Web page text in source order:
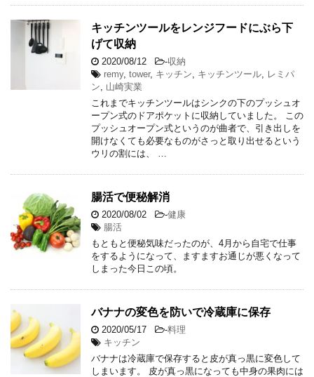
キッチンツールをレンジフードにぶら下
げて収納
2020/08/12 -収納
remy, tower, キッチン キッチンツール
レミパ
ン
山崎実業
これまでキッチンツールはシンクの下のプッシュオ
ープン式のドアポケットに収納していました。 この
プッシュオープン式というのが曲者で、引き出しを
開けなくても必要なものがさっと取り出せるという
ウリの割には、 …
腸活で便秘解消
2020/08/02 -健康
腸活
もともと便秘気味だったのが、4月から自宅で仕事
をするようになって、ますますお通じが悪くなって
しまった今日この頃。
バナナの変色を防いで冷蔵庫に保存
2020/05/17 -料理
キッチン
バナナは冷蔵庫で保存すると皮が真っ黒に変色して
しまいます。 皮が真っ黒になっても中身の果肉には